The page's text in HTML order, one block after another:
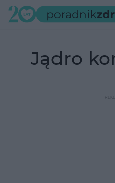
jądro